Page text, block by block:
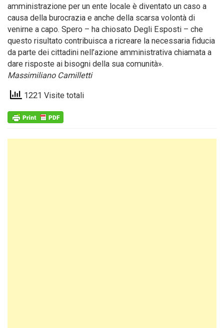
amministrazione per un ente locale è diventato un caso a
causa della burocrazia e anche della scarsa volontà di
venirne a capo. Spero – ha chiosato Degli Esposti – che
questo risultato contribuisca a ricreare la necessaria fiducia
da parte dei cittadini nell’azione amministrativa chiamata a
dare risposte ai bisogni della sua comunità».
Massimiliano Camilletti
1221 Visite totali